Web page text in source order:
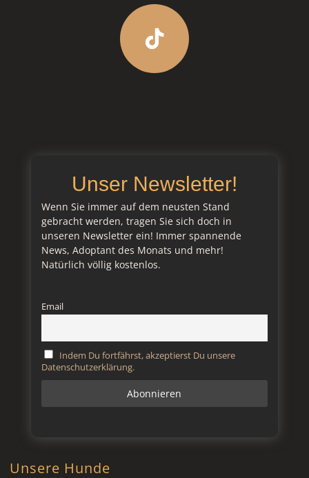
Unser Newsletter!
Wenn Sie immer auf dem neusten Stand
gebracht werden, tragen Sie sich doch in
unseren Newsletter ein! Immer spannende
News, Adoptant des Monats und mehr!
Natürlich völlig kostenlos.
Email
Indem Du fortfährst, akzeptierst Du unsere
Datenschutzerklärung.
Unsere Hunde